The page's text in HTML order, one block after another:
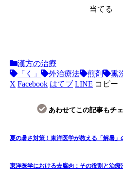
当てる
漢方の治療
「く」
外治療法 煎剤
熏
X Facebook はてブ LINE コピー
あわせてこの記事もチ
夏の暑さ対策！東洋医学が教える「解暑」
東洋医学における去腐肉：その役割と治療